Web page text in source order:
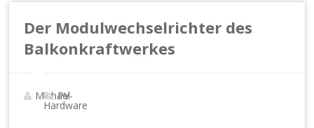
Der Modulwechselrichter des
Balkonkraftwerkes
Michael
PV-
Hardware